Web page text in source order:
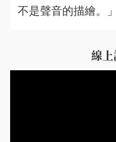
不是聲音的描繪。
線